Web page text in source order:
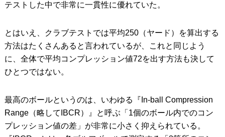
テストした中で非常に一貫性に優れていた。
とはいえ、クラブテストでは平均250（ヤード）を算出する
方法はたくさんあると言われているが、これと同じよう
に、全体で平均コンプレッション値72を出す方法も決して
ひとつではない。
最高のボールというのは、いわゆる『In-ball Compression
Range（略してIBCR）』と呼ぶ「1個のボール内でのコン
プレッション値の差」が非常に小さく抑えられている。